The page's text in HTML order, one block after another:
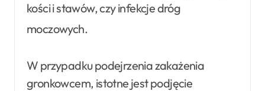
kości i stawów, czy infekcje dróg
moczowych.
W przypadku podejrzenia zakażenia
gronkowcem, istotne jest podjęcie